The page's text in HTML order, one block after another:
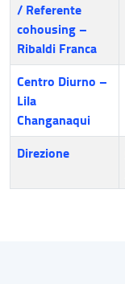
/ Referente
cohousing –
Ribaldi Franca
Centro Diurno –
Lila
Changanaqui
Direzione